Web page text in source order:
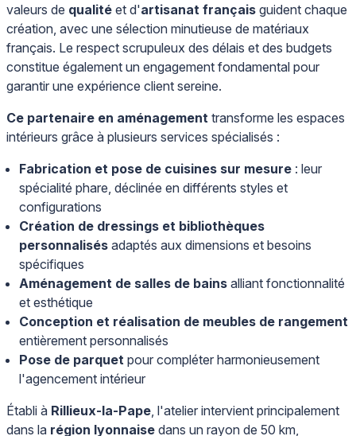
valeurs de qualité et d'artisanat français guident chaque
création, avec une sélection minutieuse de matériaux
français. Le respect scrupuleux des délais et des budgets
constitue également un engagement fondamental pour
garantir une expérience client sereine.
Ce partenaire en aménagement transforme les espaces
intérieurs grâce à plusieurs services spécialisés :
Fabrication et pose de cuisines sur mesure : leur
spécialité phare, déclinée en différents styles et
configurations
Création de dressings et bibliothèques
personnalisés adaptés aux dimensions et besoins
spécifiques
Aménagement de salles de bains alliant fonctionnalité
et esthétique
Conception et réalisation de meubles de rangement
entièrement personnalisés
Pose de parquet pour compléter harmonieusement
l'agencement intérieur
Établi à Rillieux-la-Pape , l'atelier intervient principalement
dans la région lyonnaise dans un rayon de 50 km,